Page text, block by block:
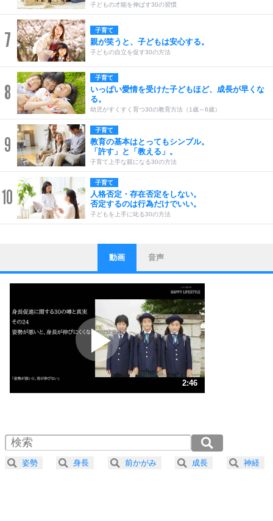
子どもの才能を伸ばす30の習慣
7 子育て
親が笑うと、子どもは安心する。
子どもの自立を促す30の方法
8
子育て
いっぱい愛情を受けた子どもほど、成長が早くな
る。
幼児がすくすく育つ30の教育方法（1歳～6歳）
9
子育て
教育の基本はとってもシンプル。
「許す」と「教える」。
子育て上手な親になる30の方法
10
子育て
人格否定・存在否定をしない。
否定するのは行為だけでいい。
子どもを上手に叱る30の方法
1
ストレス対策
他人と比べない。
いっそのこと、他人を見ない。
いらいらしない人になる30の方法
プラス思考
ポジティブになれない原因は、行動しないから。
ポジティブ思考になる30の方法
ストレス対策
人生、なんとかなるもの。
気楽に生きる30の方法
4 器の大きい人は、怒りを優しさで表現する。
プラス思考
動画 音声
2:46
2.0倍速 （327KB 1分23秒）
2.5倍速 （262KB 1分6秒）
3.0倍速 （218KB 55秒）
姿勢 身長 前かがみ 成長 神経